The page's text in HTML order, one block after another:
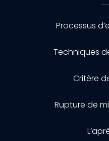
Processus
Techniques
Critère
Rupture de